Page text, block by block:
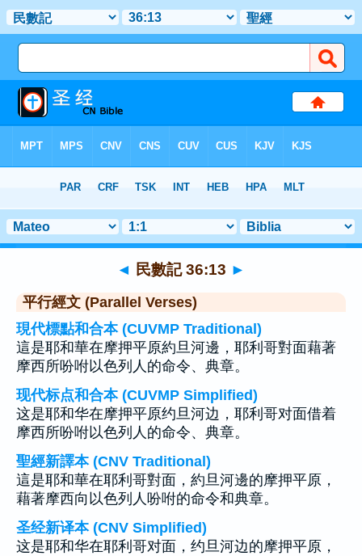
> 聖經金句 13
◄ 民數記 36:13 ►
平行經文 (Parallel Verses)
現代標點和合本 (CUVMP Traditional)
這是耶和華在摩押平原約旦河邊，耶利哥對面藉著
摩西所吩咐以色列人的命令、典章。
现代标点和合本 (CUVMP Simplified)
这是耶和华在摩押平原约旦河边，耶利哥对面借着
摩西所吩咐以色列人的命令、典章。
聖經新譯本 (CNV Traditional)
這是耶和華在耶利哥對面，約旦河邊的摩押平原，
藉著摩西向以色列人吩咐的命令和典章。
圣经新译本 (CNV Simplified)
这是耶和华在耶利哥对面，约旦河边的摩押平原，